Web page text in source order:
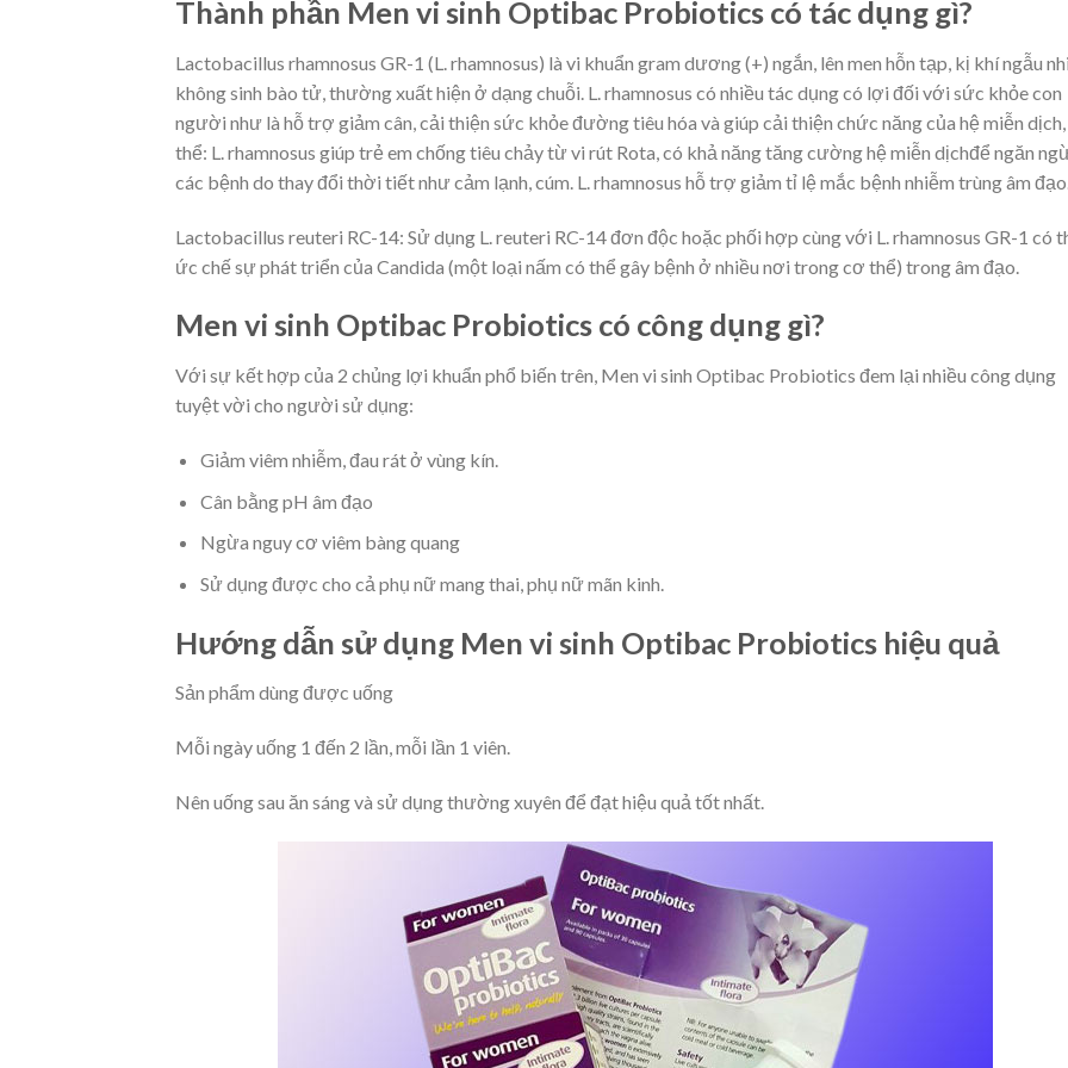
Thành phần Men vi sinh Optibac Probiotics có tác dụng gì?
Lactobacillus rhamnosus GR-1 (L. rhamnosus) là vi khuẩn gram dương (+) ngắn, lên men hỗn tạp, kị khí ngẫu
không sinh bào tử, thường xuất hiện ở dạng chuỗi. L. rhamnosus có nhiều tác dụng có lợi đối với sức khỏe con
người như là hỗ trợ giảm cân, cải thiện sức khỏe đường tiêu hóa và giúp cải thiện chức năng của hệ miễn dịch,
thể: L. rhamnosus giúp trẻ em chống tiêu chảy từ vi rút Rota, có khả năng tăng cường hệ miễn dịchđể ngăn
các bệnh do thay đổi thời tiết như cảm lạnh, cúm. L. rhamnosus hỗ trợ giảm tỉ lệ mắc bệnh nhiễm trùng âm
Lactobacillus reuteri RC-14: Sử dụng L. reuteri RC-14 đơn độc hoặc phối hợp cùng với L. rhamnosus GR-1 có
ức chế sự phát triển của Candida (một loại nấm có thể gây bệnh ở nhiều nơi trong cơ thể) trong âm đạo.
Men vi sinh Optibac Probiotics có công dụng gì?
Với sự kết hợp của 2 chủng lợi khuẩn phổ biến trên, Men vi sinh Optibac Probiotics đem lại nhiều công dụng
tuyệt vời cho người sử dụng:
Giảm viêm nhiễm, đau rát ở vùng kín.
Cân bằng pH âm đạo
Ngừa nguy cơ viêm bàng quang
Sử dụng được cho cả phụ nữ mang thai, phụ nữ mãn kinh.
Hướng dẫn sử dụng Men vi sinh Optibac Probiotics hiệu quả
Sản phẩm dùng được uống
Mỗi ngày uống 1 đến 2 lần, mỗi lần 1 viên.
Nên uống sau ăn sáng và sử dụng thường xuyên để đạt hiệu quả tốt nhất.